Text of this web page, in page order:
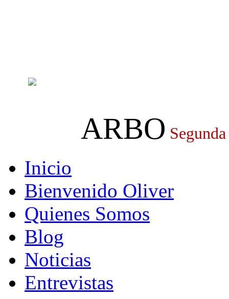
ARBO
Inicio
Bienvenido Oliver
Quienes Somos
Blog
Noticias
Entrevistas